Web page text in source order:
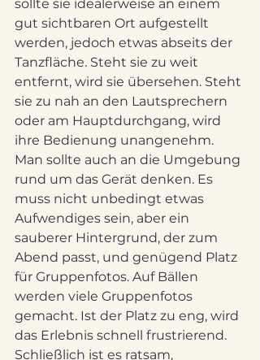
sollte sie idealerweise an einem
gut sichtbaren Ort aufgestellt
werden, jedoch etwas abseits der
Tanzfläche. Steht sie zu weit
entfernt, wird sie übersehen. Steht
sie zu nah an den Lautsprechern
oder am Hauptdurchgang, wird
ihre Bedienung unangenehm.
Man sollte auch an die Umgebung
rund um das Gerät denken. Es
muss nicht unbedingt etwas
Aufwendiges sein, aber ein
sauberer Hintergrund, der zum
Abend passt, und genügend Platz
für Gruppenfotos. Auf Bällen
werden viele Gruppenfotos
gemacht. Ist der Platz zu eng, wird
das Erlebnis schnell frustrierend.
Schließlich ist es ratsam,